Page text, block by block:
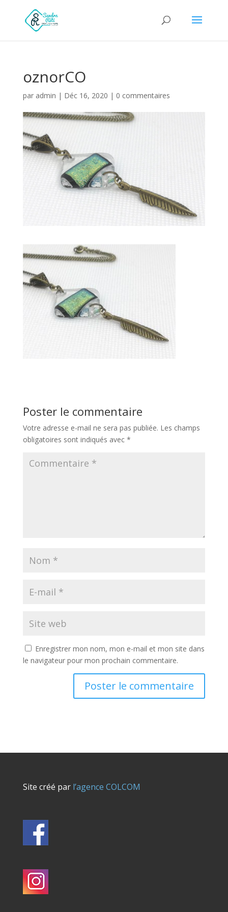
oznorCO
par admin | Déc 16, 2020 | 0 commentaires
Poster le commentaire
Votre adresse e-mail ne sera pas publiée. Les champs
obligatoires sont indiqués avec *
Enregistrer mon nom, mon e-mail et mon site dans
le navigateur pour mon prochain commentaire.
Site créé parl’agence COLCOM